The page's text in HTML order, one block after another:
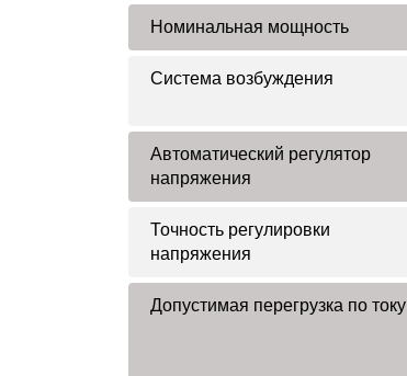
Номинальная мощность
Система возбуждения
Автоматический регулятор
напряжения
Точность регулировки
напряжения
Допустимая перегрузка по току